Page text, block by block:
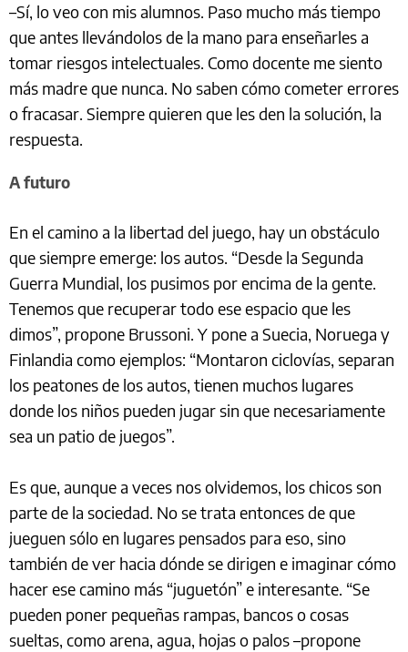
–Sí, lo veo con mis alumnos. Paso mucho más tiempo
que antes llevándolos de la mano para enseñarles a
tomar riesgos intelectuales. Como docente me siento
más madre que nunca. No saben cómo cometer errores
o fracasar. Siempre quieren que les den la solución, la
respuesta.
A futuro
En el camino a la libertad del juego, hay un obstáculo
que siempre emerge: los autos. “Desde la Segunda
Guerra Mundial, los pusimos por encima de la gente.
Tenemos que recuperar todo ese espacio que les
dimos”, propone Brussoni. Y pone a Suecia, Noruega y
Finlandia como ejemplos: “Montaron ciclovías, separan
los peatones de los autos, tienen muchos lugares
donde los niños pueden jugar sin que necesariamente
sea un patio de juegos”.
Es que, aunque a veces nos olvidemos, los chicos son
parte de la sociedad. No se trata entonces de que
jueguen sólo en lugares pensados para eso, sino
también de ver hacia dónde se dirigen e imaginar cómo
hacer ese camino más “juguetón” e interesante. “Se
pueden poner pequeñas rampas, bancos o cosas
sueltas, como arena, agua, hojas o palos –propone